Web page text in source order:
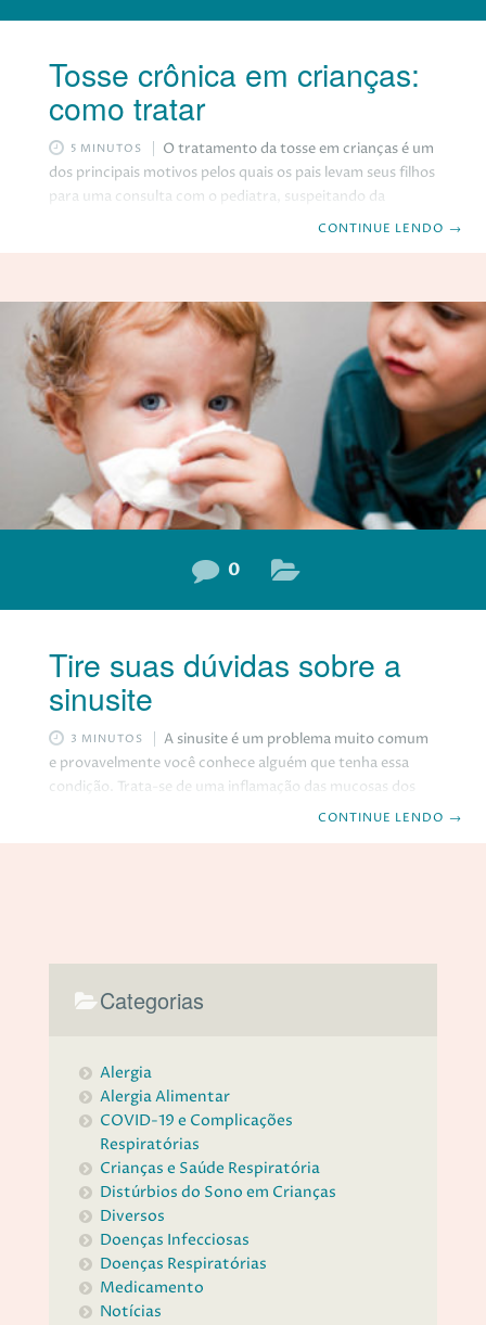
Tosse crônica em crianças:
como tratar
5 MINUTOS
O tratamento da tosse em crianças é um
dos principais motivos pelos quais os pais levam seus filhos
para uma consulta com o pediatra, suspeitando da
possibilidade de existir uma doença pulmonar. Quando um
tosse, pois, o quadro pode agravar em uma tosse crônica.
No caso das crianças, a tosse crônica pode vir a ser
indicada quando a
CONTINUE LENDO →
0
Tire suas dúvidas sobre a
sinusite
3 MINUTOS
A sinusite é um problema muito comum
e provavelmente você conhece alguém que tenha essa
condição. Trata-se de uma inflamação das mucosas dos
seios da face, cavidades ósseas da face – que estãoCONTINUE LENDO →
Categorias
Alergia
Alergia Alimentar
COVID-19 e Complicações
Respiratórias
Crianças e Saúde Respiratória
Distúrbios do Sono em Crianças
Diversos
Doenças Infecciosas
Doenças Respiratórias
Medicamento
Notícias